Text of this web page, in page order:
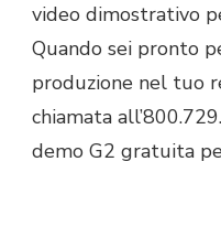
video dimostrativo
Quando sei pronto
produzione nel tuo
chiamata
demo G2 gratuita